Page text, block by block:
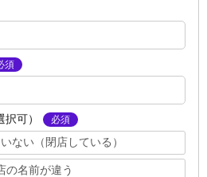
可）
ない（閉店している）
の名前が違う